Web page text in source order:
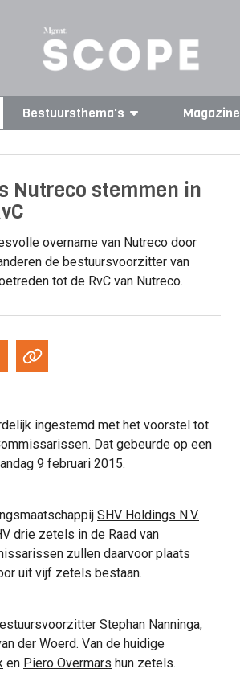
Bestuursthema's Magazine
Nutreco stemmen in
overname van Nutreco door
de bestuursvoorzitter van
tot de RvC van Nutreco.
ingestemd met het voorstel tot
Dat gebeurde op een
9 februari 2015.
SHV Holdings N.V.
drie zetels in de Raad van
zullen daarvoor plaats
uit vijf zetels bestaan.
Stephan Nanninga,
der Woerd. Van de huidige
en Piero Overmars hun zetels.